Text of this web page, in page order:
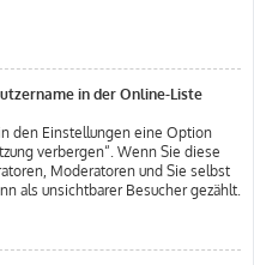
in der Online-Liste
den Einstellungen eine Option
verbergen“. Wenn Sie diese
Moderatoren und Sie selbst
als unsichtbarer Besucher gezählt.